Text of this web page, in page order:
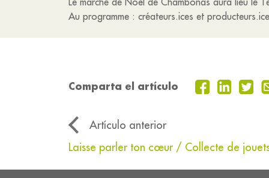
Au programme : créateurs.ices et
Comparta el artículo
Artículo anterior
Laisse parler ton cœur / Collecte de